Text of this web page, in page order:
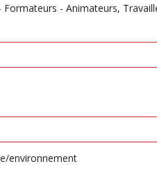
Formateurs - Animateurs,
environnement